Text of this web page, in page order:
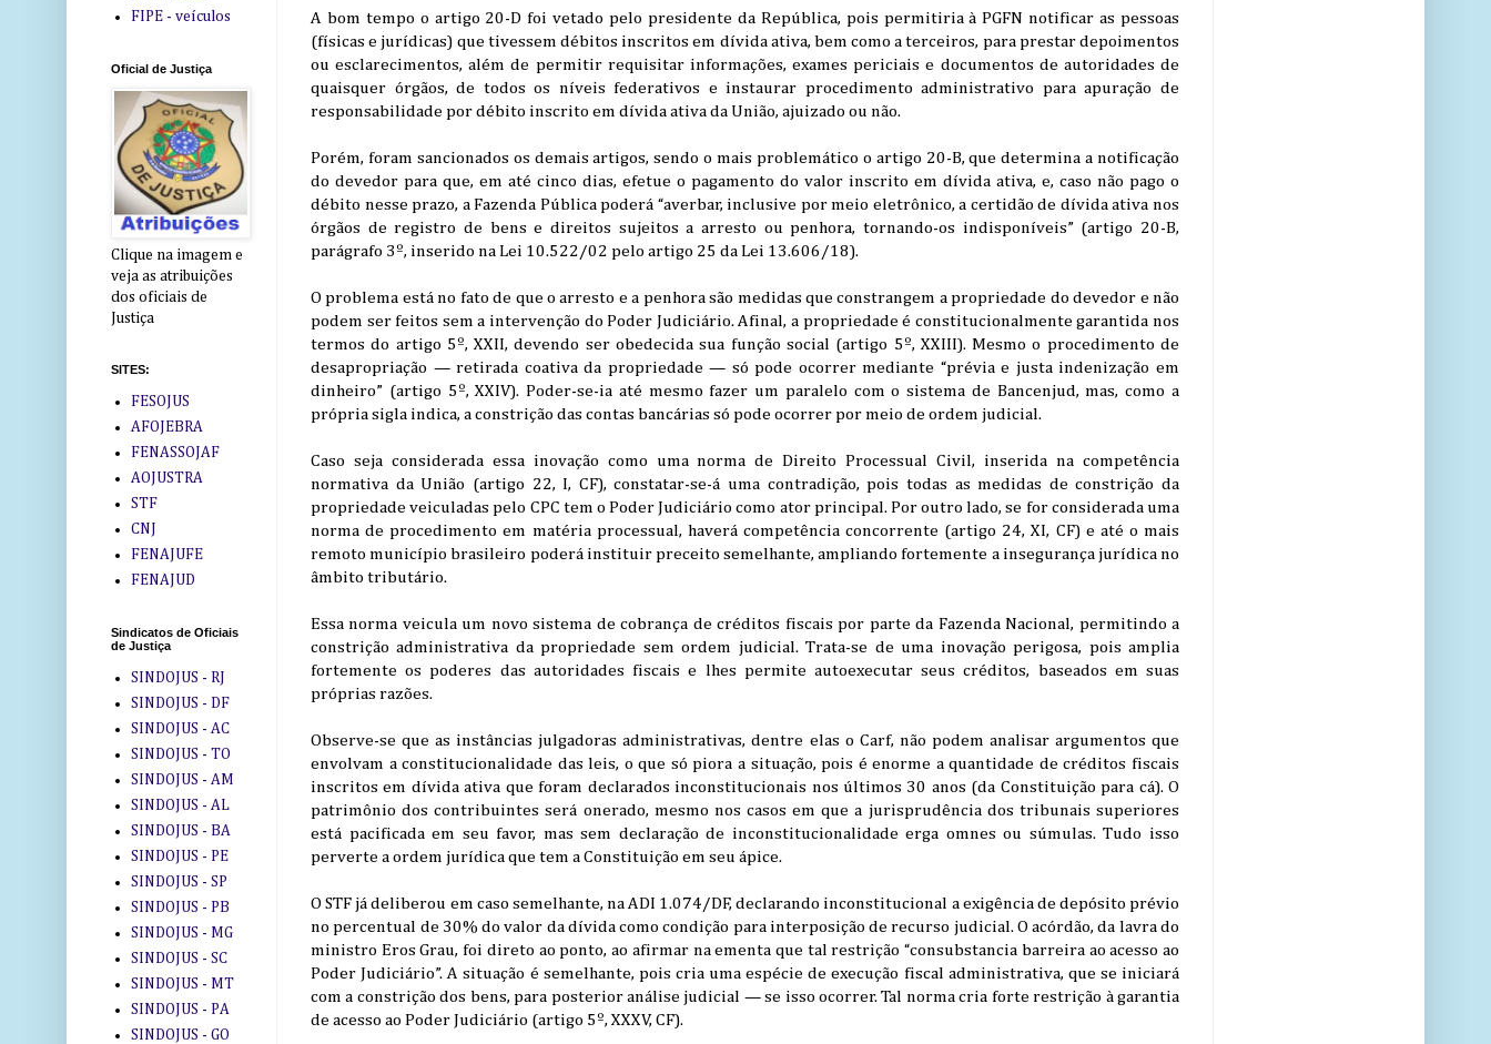
A bom tempo o artigo 20-D foi vetado pelo presidente da República, pois permitiria à PGFN notificar as pessoas
(físicas e jurídicas) que tivessem débitos inscritos em dívida ativa, bem como a terceiros, para prestar depoimentos
ou esclarecimentos, além de permitir requisitar informações, exames periciais e documentos de autoridades de
quaisquer órgãos, de todos os níveis federativos e instaurar procedimento administrativo para apuração de
responsabilidade por débito inscrito em dívida ativa da União, ajuizado ou não.
Porém, foram sancionados os demais artigos, sendo o mais problemático o artigo 20-B, que determina a notificação
do devedor para que, em até cinco dias, efetue o pagamento do valor inscrito em dívida ativa, e, caso não pago o
débito nesse prazo, a Fazenda Pública poderá “averbar, inclusive por meio eletrônico, a certidão de dívida ativa nos
órgãos de registro de bens e direitos sujeitos a arresto ou penhora, tornando-os indisponíveis” (artigo 20-B,
parágrafo 3º, inserido na Lei 10.522/02 pelo artigo 25 da Lei 13.606/18).
O problema está no fato de que o arresto e a penhora são medidas que constrangem a propriedade do devedor e não
podem ser feitos sem a intervenção do Poder Judiciário. Afinal, a propriedade é constitucionalmente garantida nos
termos do artigo 5º, XXII, devendo ser obedecida sua função social (artigo 5º, XXIII). Mesmo o procedimento de
desapropriação — retirada coativa da propriedade — só pode ocorrer mediante “prévia e justa indenização em
dinheiro” (artigo 5º, XXIV). Poder-se-ia até mesmo fazer um paralelo com o sistema de Bancenjud, mas, como a
própria sigla indica, a constrição das contas bancárias só pode ocorrer por meio de ordem judicial.
Caso seja considerada essa inovação como uma norma de Direito Processual Civil, inserida na competência
normativa da União (artigo 22, I, CF), constatar-se-á uma contradição, pois todas as medidas de constrição da
propriedade veiculadas pelo CPC tem o Poder Judiciário como ator principal. Por outro lado, se for considerada uma
norma de procedimento em matéria processual, haverá competência concorrente (artigo 24, XI, CF) e até o mais
remoto município brasileiro poderá instituir preceito semelhante, ampliando fortemente a insegurança jurídica no
âmbito tributário.
Essa norma veicula um novo sistema de cobrança de créditos fiscais por parte da Fazenda Nacional, permitindo a
constrição administrativa da propriedade sem ordem judicial. Trata-se de uma inovação perigosa, pois amplia
fortemente os poderes das autoridades fiscais e lhes permite autoexecutar seus créditos, baseados em suas
próprias razões.
Observe-se que as instâncias julgadoras administrativas, dentre elas o Carf, não podem analisar argumentos que
envolvam a constitucionalidade das leis, o que só piora a situação, pois é enorme a quantidade de créditos fiscais
inscritos em dívida ativa que foram declarados inconstitucionais nos últimos 30 anos (da Constituição para cá). O
patrimônio dos contribuintes será onerado, mesmo nos casos em que a jurisprudência dos tribunais superiores
está pacificada em seu favor, mas sem declaração de inconstitucionalidade erga omnes ou súmulas. Tudo isso
perverte a ordem jurídica que tem a Constituição em seu ápice.
O STF já deliberou em caso semelhante, na ADI 1.074/DF, declarando inconstitucional a exigência de depósito prévio
no percentual de 30% do valor da dívida como condição para interposição de recurso judicial. O acórdão, da lavra do
ministro Eros Grau, foi direto ao ponto, ao afirmar na ementa que tal restrição “consubstancia barreira ao acesso ao
Poder Judiciário”. A situação é semelhante, pois cria uma espécie de execução fiscal administrativa, que se iniciará
com a constrição dos bens, para posterior análise judicial — se isso ocorrer. Tal norma cria forte restrição à garantia
de acesso ao Poder Judiciário (artigo 5º, XXXV, CF).
FIPE - veículos
Oficial de Justiça
Clique na imagem e
veja as atribuições
dos oficiais de
Justiça
SITES:
FESOJUS
AFOJEBRA
FENASSOJAF
AOJUSTRA
STF
CNJ
FENAJUFE
FENAJUD
Sindicatos de Oficiais
de Justiça
SINDOJUS - RJ
SINDOJUS - DF
SINDOJUS - AC
SINDOJUS - TO
SINDOJUS - AM
SINDOJUS - AL
SINDOJUS - BA
SINDOJUS - PE
SINDOJUS - SP
SINDOJUS - PB
SINDOJUS - MG
SINDOJUS - SC
SINDOJUS - MT
SINDOJUS - PA
SINDOJUS - GO